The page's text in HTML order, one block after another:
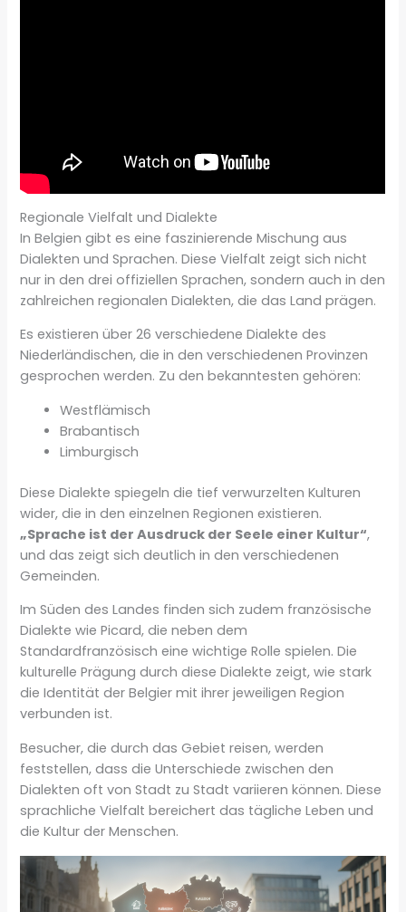
Regionale Vielfalt und Dialekte
In Belgien gibt es eine faszinierende Mischung aus
Dialekten und Sprachen. Diese Vielfalt zeigt sich nicht
nur in den drei offiziellen Sprachen, sondern auch in den
zahlreichen regionalen Dialekten, die das Land prägen.
Es existieren über 26 verschiedene Dialekte des
Niederländischen, die in den verschiedenen Provinzen
gesprochen werden. Zu den bekanntesten gehören:
Westflämisch
Brabantisch
Limburgisch
Diese Dialekte spiegeln die tief verwurzelten Kulturen
wider, die in den einzelnen Regionen existieren.
„Sprache ist der Ausdruck der Seele einer Kultur“,
und das zeigt sich deutlich in den verschiedenen
Gemeinden.
Im Süden des Landes finden sich zudem französische
Dialekte wie Picard, die neben dem
Standardfranzösisch eine wichtige Rolle spielen. Die
kulturelle Prägung durch diese Dialekte zeigt, wie stark
die Identität der Belgier mit ihrer jeweiligen Region
verbunden ist.
Besucher, die durch das Gebiet reisen, werden
feststellen, dass die Unterschiede zwischen den
Dialekten oft von Stadt zu Stadt variieren können. Diese
sprachliche Vielfalt bereichert das tägliche Leben und
die Kultur der Menschen.